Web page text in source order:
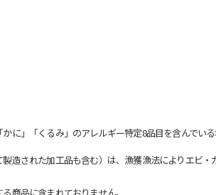
に」「くるみ」のアレルギー特定8品目を含んでいる
された加工品も含む）は、漁獲漁法によりエビ